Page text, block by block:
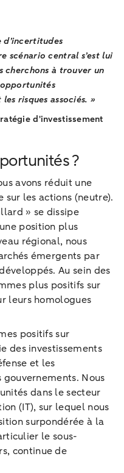
d’incertitudes
scénario central s’est lui
cherchons à trouver un
risques associés. »
d'investissement
?
avons réduit une
sur les actions (neutre).
» se dissipe
position plus
régional, nous
émergents par
Au sein des
plus positifs sur
leurs homologues
positifs sur
des investissements
et les
Nous
dans le secteur
(IT), sur lequel nous
surpondérée à la
le sous-
continue de